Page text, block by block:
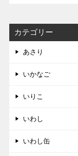
カテゴリー
あさり
いかなご
いりこ
いわし
いわし缶